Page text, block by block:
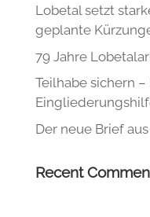
Lobetal setzt
geplante
79 Jahre
Teilhabe sichern
Der neue Brief
Recent